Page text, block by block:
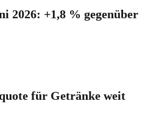
2026: +1,8 % gegenüber
für Getränke weit